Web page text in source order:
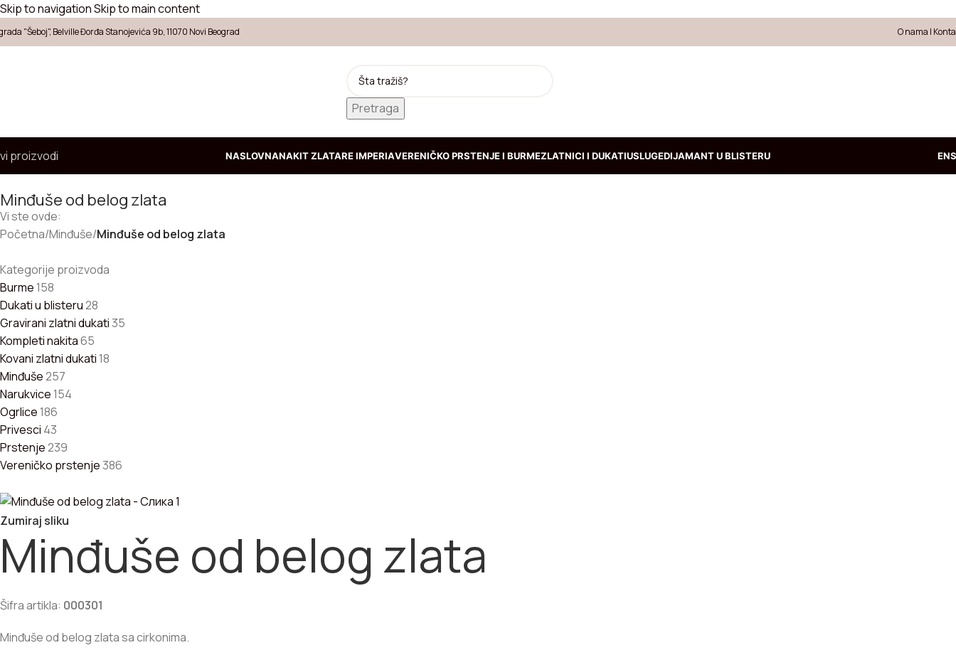
Skip to navigationSkip to main content
"Šeboj", Belville Đorđa Stanojevića 9b, 11070 Novi Beograd O nama |
Pretraga
proizvodi NASLOVNANAKIT ZLATARE IMPERIAVERENIČKO PRSTENJE I BURMEZLATNICI I DUKATIUSLUGEDIJAMANT U BLISTERU EN
Minđuše od belog zlata
Vi ste ovde:
Početna/Minđuše/Minđuše od belog zlata
Kategorije proizvoda
Burme 158
Dukati u blisteru28
Gravirani zlatni dukati35
Kompleti nakita65
Kovani zlatni dukati 18
Minđuše257
Narukvice 154
Ogrlice 186
Privesci 43
Prstenje239
Vereničko prstenje386
Zumiraj sliku
Minđuše od belog zlata
Šifra artikla: 000301
Minđuše od belog zlata sa cirkonima.